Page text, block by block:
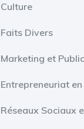
Culture
Faits Divers
Marketing et
Entrepreneuriat
Réseaux Sociaux